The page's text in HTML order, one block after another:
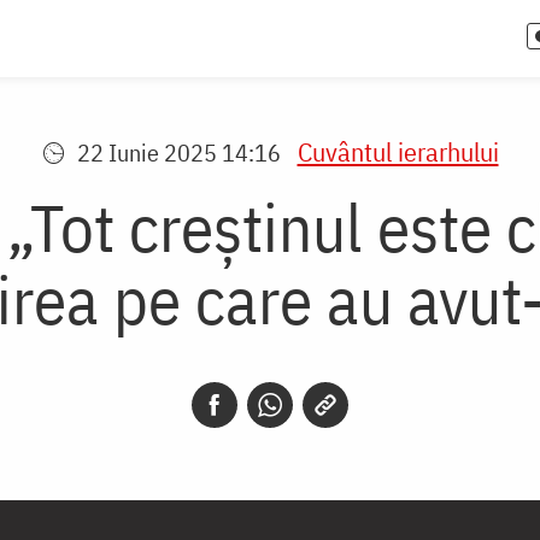
22 Iunie 2025 14:16 Cuvântul ierarhului
creștinul este
pe care au